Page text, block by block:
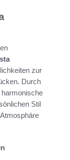
zur
Durch
harmonische
Stil